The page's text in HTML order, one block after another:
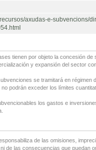
axudas-e-subvencions/
tienen por objeto la concesión
y expansión del sector
se tramitará en régimen
podrán exceder los límites
los gastos e
de las omisiones,
de las consecuencias que puedan